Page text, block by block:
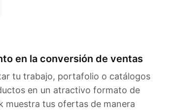
en la conversión de ventas
tu trabajo, portafolio o catálogos
en un atractivo formato de
muestra tus ofertas de manera